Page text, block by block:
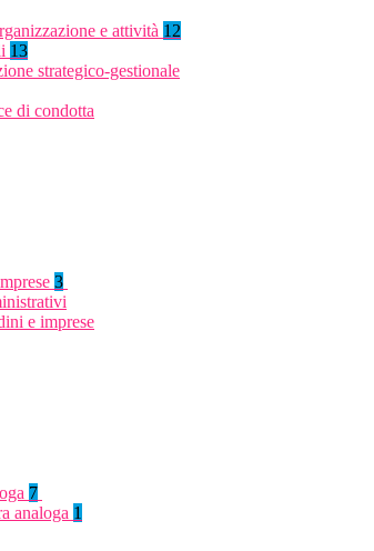
e attività 12
13
strategico-gestionale
di condotta
3
e imprese
7
analoga 1